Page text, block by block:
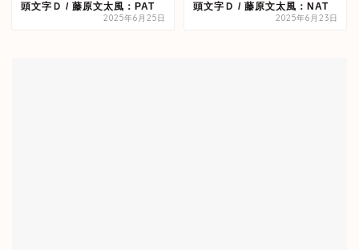
頭文字Ｄ / 藤原文太風：PAT
2025年6月25日
頭文字Ｄ / 藤原文太風：NAT
2025年6月23日